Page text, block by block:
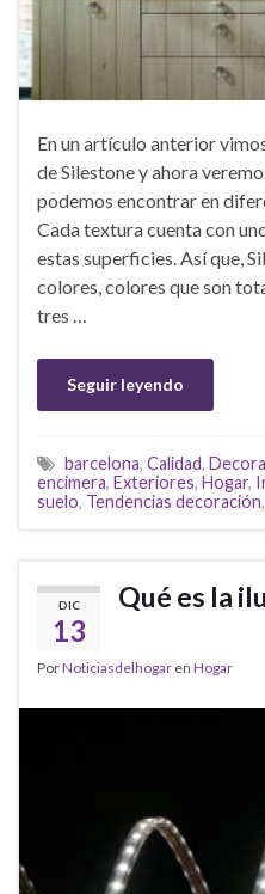
En un artículo anterior
de Silestone y ahora
podemos encontrar en
Cada textura cuenta con
estas superficies. Así que,
colores, colores que son
tres …
Seguir leyendo
barcelona, Calidad,
encimera, Exteriores, Hogar,
suelo, Tendencias decoración,
DIC
13
Qué es la
PorNoticiasdelhogar en Hogar